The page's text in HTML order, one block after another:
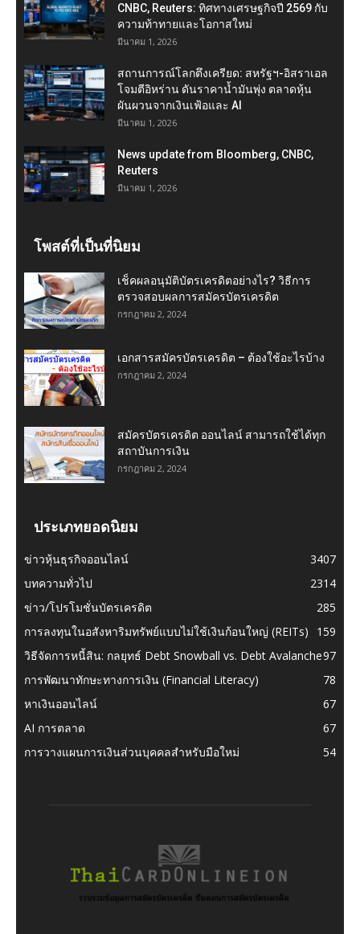
CNBC, Reuters: ทิศทางเศรษฐกิจปี 2569 กับ
ความท้าทายและโอกาสใหม่
มีนาคม 1, 2026
สถานการณ์โลกตึงเครียด: สหรัฐฯ-อิสราเอล
โจมตีอิหร่าน ดันราคาน้ำมันพุ่ง ตลาดหุ้น
ผันผวนจากเงินเฟ้อและ AI
มีนาคม 1, 2026
News update from Bloomberg, CNBC,
Reuters
มีนาคม 1, 2026
โพสต์ที่เป็นที่นิยม
เช็คผลอนุมัติบัตรเครดิตอย่างไร? วิธีการ
ตรวจสอบผลการสมัครบัตรเครดิต
กรกฎาคม 2, 2024
เอกสารสมัครบัตรเครดิต – ต้องใช้อะไรบ้าง
กรกฎาคม 2, 2024
สมัครบัตรเครดิต ออนไลน์ สามารถใช้ได้ทุก
สถาบันการเงิน
กรกฎาคม 2, 2024
ประเภทยอดนิยม
ข่าวหุ้นธุรกิจออนไลน์
3407
บทความทั่วไป
2314
ข่าว/โปรโมชั่นบัตรเครดิต
285
การลงทุนในอสังหาริมทรัพย์แบบไม่ใช้เงินก้อนใหญ่ (REITs)
159
วิธีจัดการหนี้สิน: กลยุทธ์ Debt Snowball vs. Debt Avalanche97
การพัฒนาทักษะทางการเงิน (Financial Literacy)
78
หาเงินออนไลน์
67
AI การตลาด
67
การวางแผนการเงินส่วนบุคคลสำหรับมือใหม่
54